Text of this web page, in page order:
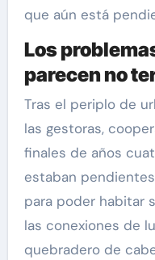
que aún está
Los
parecen no
Tras el periplo de
las gestoras,
finales de años
estaban
para poder habitar
las conexiones de
quebradero de